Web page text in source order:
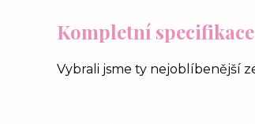
Kompletní specifikace
Vybrali jsme ty nejoblíbenější